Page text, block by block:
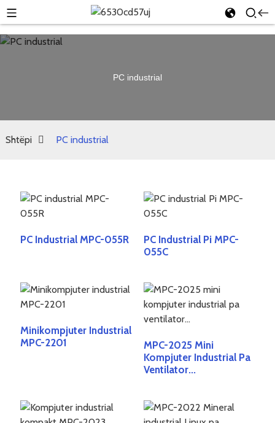
PC industrial
Shtëpi PC industrial
PC Industrial MPC-055R
PC Industrial Pi MPC-
055C
Minikompjuter Industrial
MPC-2201
MPC-2025 Mini
Kompjuter Industrial Pa
Ventilator...